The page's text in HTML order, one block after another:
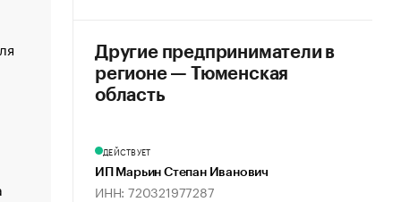
«От спорта тело стареет иначе». Как живет глава
создавшей GTA
«Деньги будут не нужны»: что рассказал Маск в
Функции менеджмента: пять ключевых основ
управления
ЕС разрешил конфискацию российской нефти —
Другие предприниматели в
регионе — Тюменская
область
ДЕЙСТВУЕТ
ИП Марьин Степан Иванович
ИНН: 720321977287